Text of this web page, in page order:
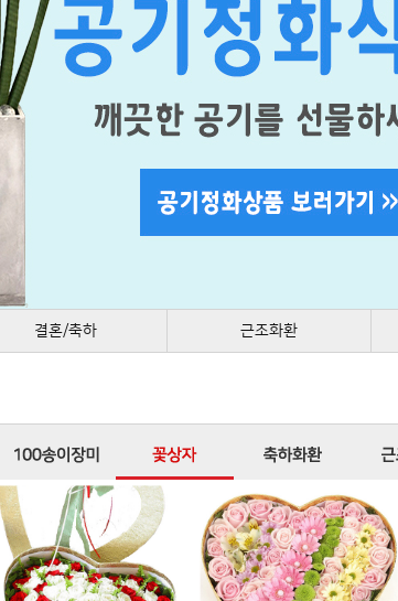
결혼/축하 근조화환